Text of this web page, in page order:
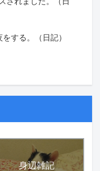
する。（日記）
身辺雑記